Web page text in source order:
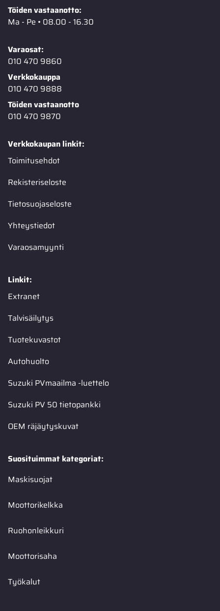
Töiden vastaanotto:
Ma - Pe • 08.00 - 16.30
Varaosat:
010 470 9860
Verkkokauppa
010 470 9888
Töiden vastaanotto
010 470 9870
Verkkokaupan linkit:
Toimitusehdot
Rekisteriseloste
Tietosuojaseloste
Yhteystiedot
Varaosamyynti
Linkit:
Extranet
Talvisäilytys
Tuotekuvastot
Autohuolto
Suzuki PVmaailma -luettelo
Suzuki PV 50 tietopankki
OEM räjäytyskuvat
Suosituimmat kategoriat:
Maskisuojat
Moottorikelkka
Ruohonleikkuri
Moottorisaha
Työkalut